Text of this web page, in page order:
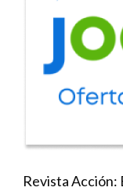
Revista Acción: